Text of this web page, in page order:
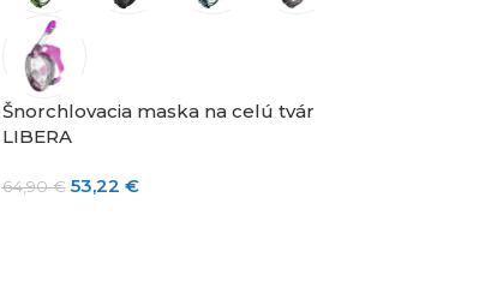
Šnorchlovacia maska na celú tvár
LIBERA
64,90€ 53,22 €